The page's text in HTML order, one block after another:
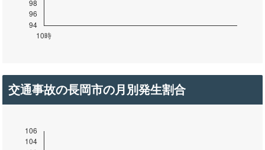
交通事故の長岡市の月別発生割合